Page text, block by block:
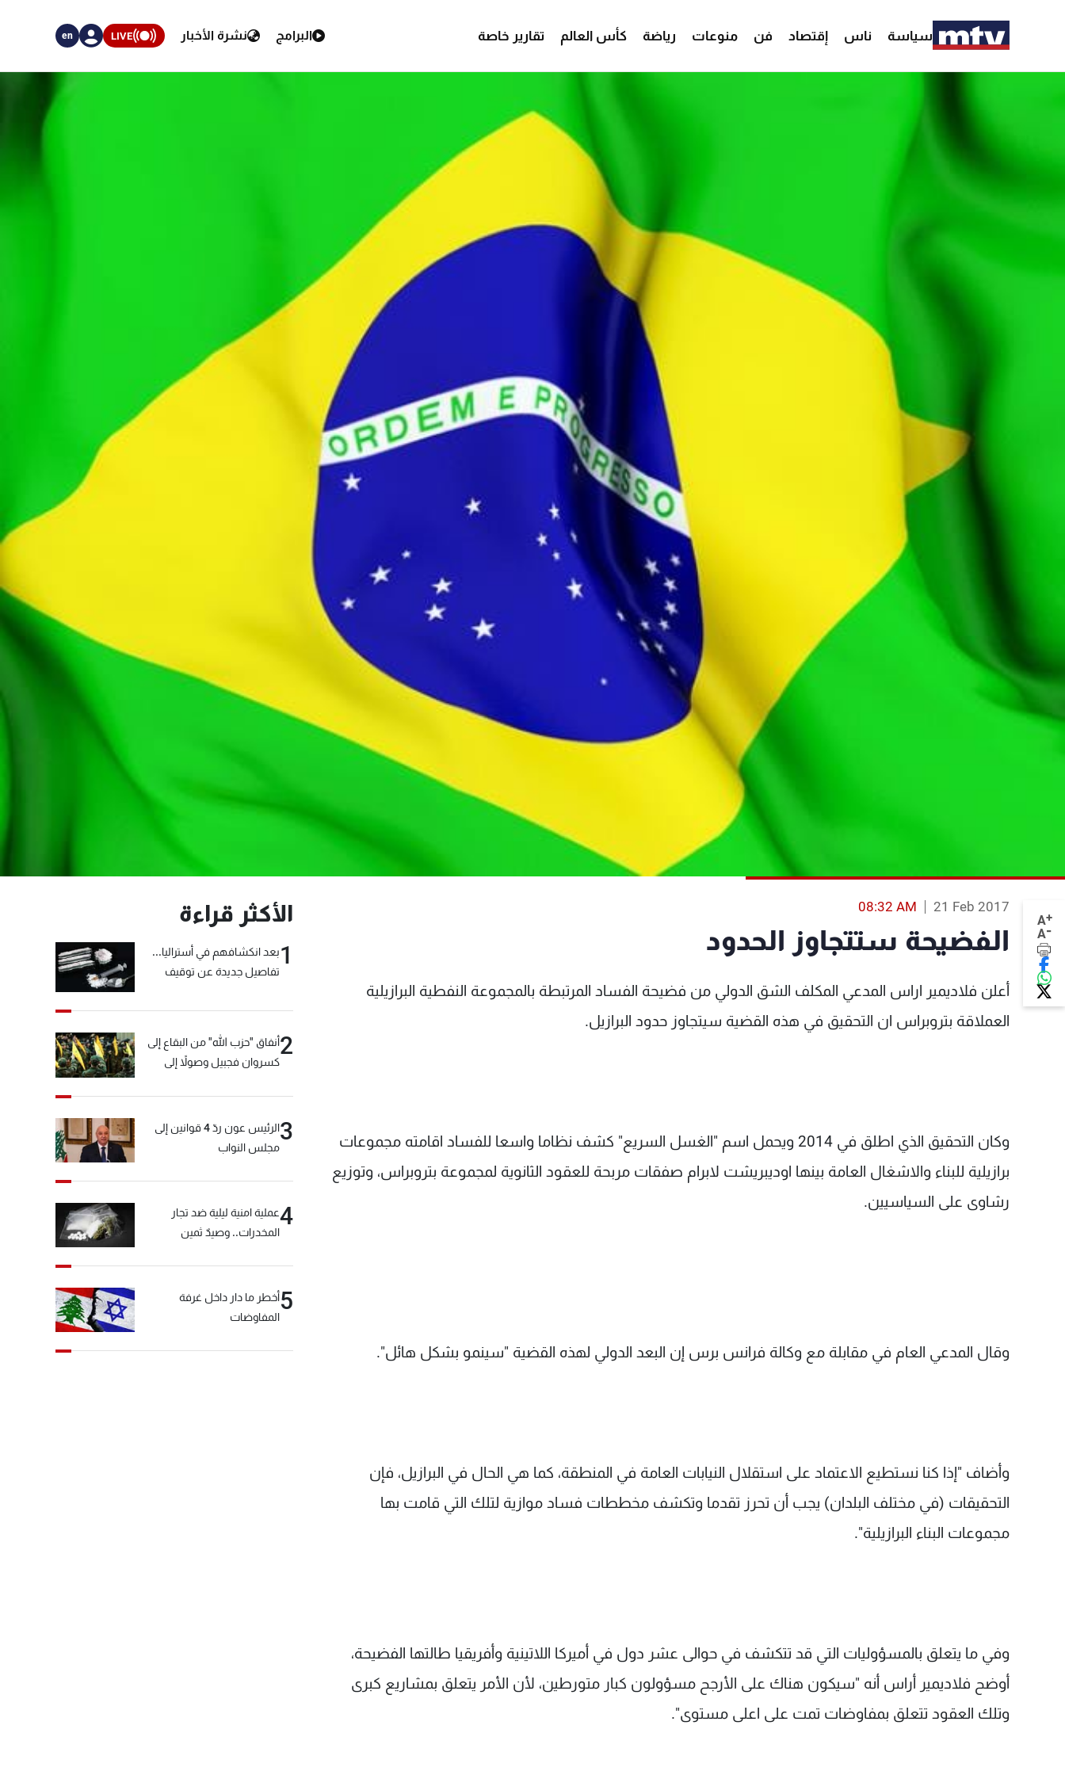
سياسة ناس إقتصاد فن منوعات رياضة كأس العالم تقارير خاصة البرامج نشرة الأخبار LIVE
en
A+
A-
21 Feb 2017
08:32 AM
الفضيحة ستتجاوز الحدود
أعلن فلاديمير اراس المدعي المكلف الشق الدولي من فضيحة الفساد المرتبطة بالمجموعة النفطية البرازيلية
العملاقة بتروبراس ان التحقيق في هذه القضية سيتجاوز حدود البرازيل.
وكان التحقيق الذي اطلق في 2014 ويحمل اسم "الغسل السريع" كشف نظاما واسعا للفساد اقامته مجموعات
برازيلية للبناء والاشغال العامة بينها اوديبريشت لابرام صفقات مربحة للعقود الثانوية لمجموعة بتروبراس، وتوزيع
رشاوى على السياسيين.
وقال المدعي العام في مقابلة مع وكالة فرانس برس إن البعد الدولي لهذه القضية "سينمو بشكل هائل".
وأضاف "إذا كنا نستطيع الاعتماد على استقلال النيابات العامة في المنطقة، كما هي الحال في البرازيل، فإن
التحقيقات (في مختلف البلدان) يجب أن تحرز تقدما وتكشف مخططات فساد موازية لتلك التي قامت بها
مجموعات البناء البرازيلية".
وفي ما يتعلق بالمسؤوليات التي قد تتكشف في حوالى عشر دول في أميركا اللاتينية وأفريقيا طالتها الفضيحة،
أوضح فلاديمير أراس أنه "سيكون هناك على الأرجح مسؤولون كبار متورطين، لأن الأمر يتعلق بمشاريع كبرى
وتلك العقود تتعلق بمفاوضات تمت على اعلى مستوى".
الأكثر قراءة
1بعد انكشافهم في أستراليا...
تفاصيل جديدة عن توقيف
2أنفاق "حزب الله" من البقاع إلى
كسروان فجبيل وصولاً إلى
3
الرئيس عون ردّ 4 قوانين إلى
مجلس النواب
4عملية امنية ليلية ضد تجار
المخدرات.. وصيدٌ ثمين
5أخطر ما دار داخل غرفة
المفاوضات